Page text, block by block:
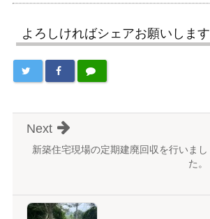
よろしければシェアお願いします
新築住宅現場の定期建廃回収を行いまし
た。
Next